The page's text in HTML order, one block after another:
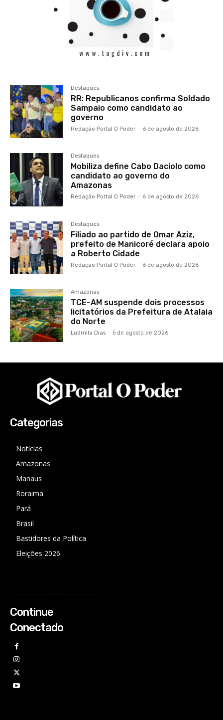
Destaques
RR: Republicanos confirma Soldado
Sampaio como candidato ao
governo
Redação Portal O Poder - 6 de agosto de 2026
Destaques
Mobiliza define Cabo Daciolo como
candidato ao governo do
Amazonas
Redação Portal O Poder - 6 de agosto de 2026
Destaques
Filiado ao partido de Omar Aziz,
prefeito de Manicoré declara apoio
a Roberto Cidade
Redação Portal O Poder - 6 de agosto de 2026
Amazonas
TCE-AM suspende dois processos
licitatórios da Prefeitura de Atalaia
do Norte
Ludmila Dias - 5 de agosto de 2026
Categorias
Notícias
Amazonas
Manaus
Roraima
Pará
Brasil
Bastidores da Política
Eleições 2026
Continue
Conectado